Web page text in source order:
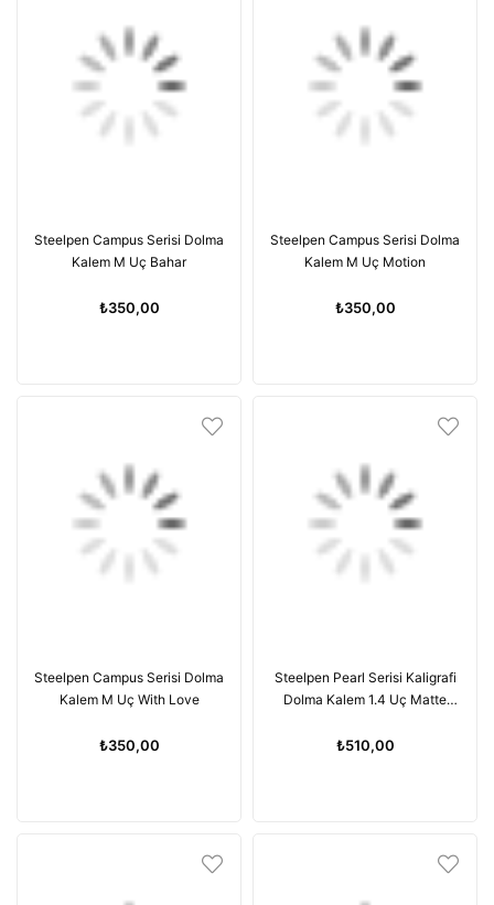
Steelpen Campus Serisi Dolma
Kalem M Uç Bahar
₺350,00
Steelpen Campus Serisi Dolma
Kalem M Uç Motion
₺350,00
Steelpen Campus Serisi Dolma
Kalem M Uç With Love
₺350,00
Steelpen Pearl Serisi Kaligrafi
Dolma Kalem 1.4 Uç Matte
₺510,00